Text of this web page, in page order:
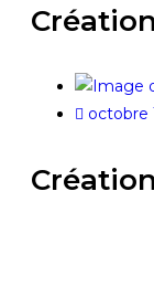
octobre